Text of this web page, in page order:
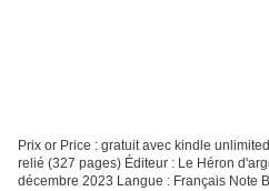
Prix or Price : gratuit avec kindle
relié (327 pages) Éditeur : Le Héron
décembre 2023 Langue : Français Note